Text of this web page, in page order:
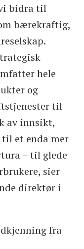
bidra til
bærekraftig,
hele
og
til
av innsikt,
et enda mer
– til glede
sier
direktør i
fra